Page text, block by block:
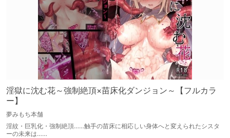
淫獄に沈む花～強制絶頂×苗床化ダンジョン～【フルカラ
ー】
夢みもち本舗
淫紋・巨乳化・強制絶頂……触手の苗床に相応しい身体へと変えられたシスタ
ーの未来は……